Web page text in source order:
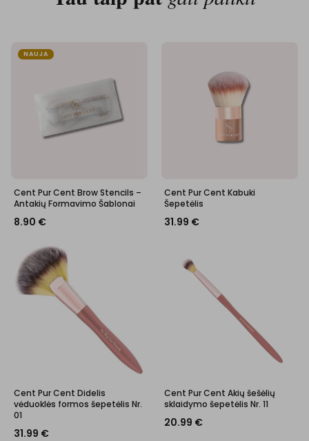
NAUJA
Cent Pur Cent Brow Stencils –
Antakių Formavimo Šablonai
8.90 €
Cent Pur Cent Kabuki
Šepetėlis
31.99 €
Cent Pur Cent Didelis
vėduoklės formos šepetėlis Nr.
01
31.99 €
Cent Pur Cent Akių šešėlių
sklaidymo šepetėlis Nr. 11
20.99 €